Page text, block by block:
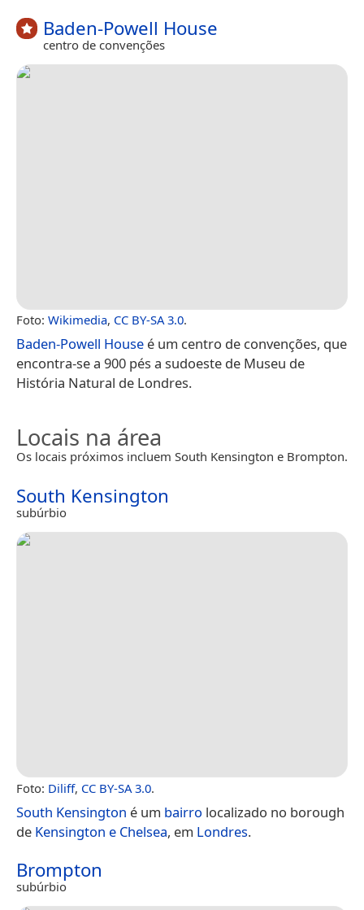
Baden-Powell House
centro de convenções
Foto: Wikimedia, CC BY-SA 3.0.
Baden-Powell House é um centro de convenções, que
encontra-se a 900 pés a sudoeste de Museu de
História Natural de Londres.
Locais na área
Os locais próximos incluem South Kensington e Brompton.
South Kensington
subúrbio
Foto: Diliff, CC BY-SA 3.0.
South Kensington é um bairro localizado no borough
de Kensington e Chelsea, em Londres.
Brompton
subúrbio